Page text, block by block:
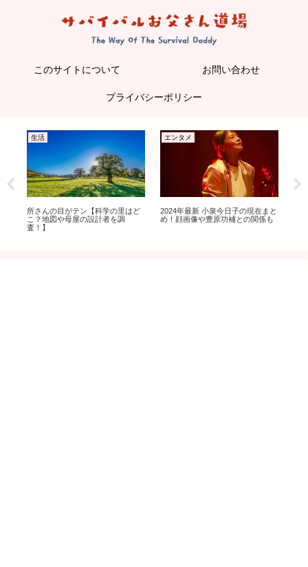
このサイトについて お問い合わせ
プライバシーポリシー
生活
所さんの目がテン【科学の里はど
こ？地図や母屋の設計者を調
査！】
エンタメ
2024年最新 小泉今日子の現在まと
め！顔画像や豊原功補との関係も